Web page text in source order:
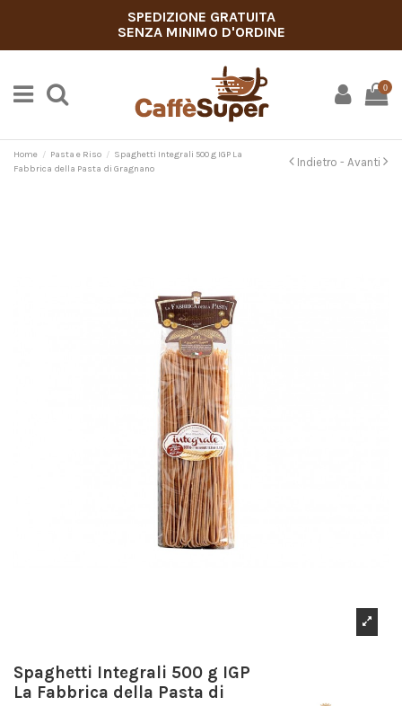
SPEDIZIONE GRATUITA
SENZA MINIMO D'ORDINE
0
Home Pasta e Riso
Spaghetti Integrali 500 g IGP La
Fabbrica della Pasta di Gragnano
Indietro - Avanti
Spaghetti Integrali 500 g IGP
La Fabbrica della Pasta di